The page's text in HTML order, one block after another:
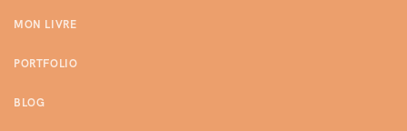
MON LIVRE
PORTFOLIO
BLOG